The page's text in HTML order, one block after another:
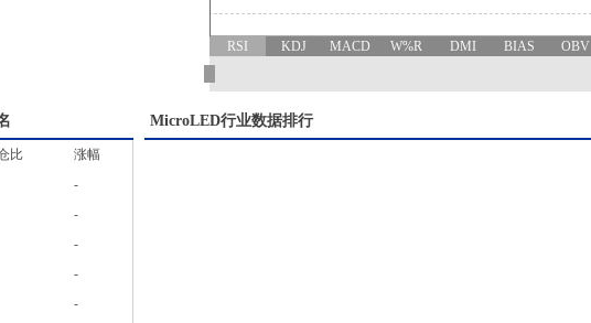
RSI KDJ MACD W%R DMI BIAS OBV
比
涨幅
-
-
-
-
-
MicroLED行业数据排行